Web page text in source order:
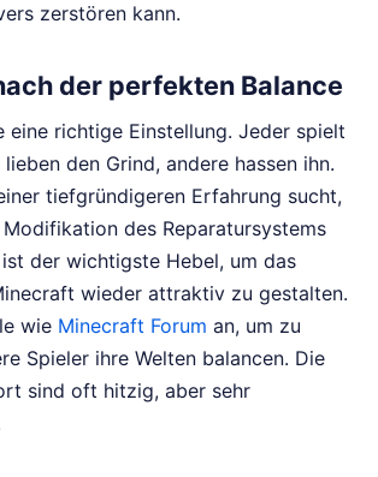
zerstören kann.
der perfekten Balance
eine richtige Einstellung. Jeder spielt
den Grind, andere hassen ihn.
tiefgründigeren Erfahrung sucht,
des Reparatursystems
der wichtigste Hebel, um das
wieder attraktiv zu gestalten.
wie Minecraft Forum an, um zu
Spieler ihre Welten balancen. Die
sind oft hitzig, aber sehr